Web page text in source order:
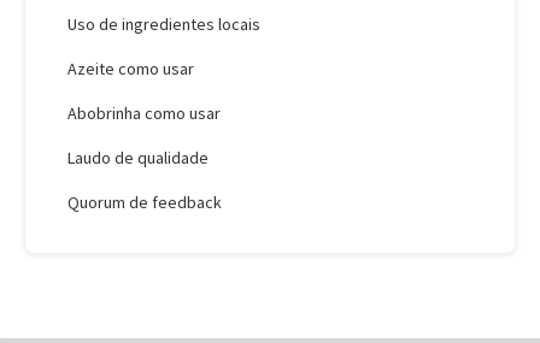
Uso de ingredientes locais
Azeite como usar
Abobrinha como usar
Laudo de qualidade
Quorum de feedback